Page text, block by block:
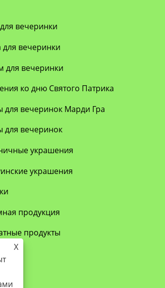
вечеринки
вечеринки
для вечеринки
ко дню Святого Патрика
для вечеринок Марди Гра
для вечеринок
украшения
украшения
продукция
продукты
X